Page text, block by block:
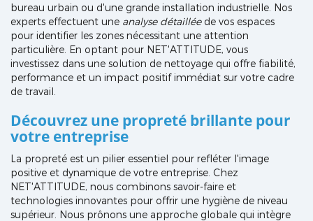
bureau urbain ou d'une grande installation industrielle. Nos
experts effectuent une analyse détailléede vos espaces
pour identifier les zones nécessitant une attention
particulière. En optant pour NET'ATTITUDE, vous
investissez dans une solution de nettoyage qui offre fiabilité,
performance et un impact positif immédiat sur votre cadre
de travail.
Découvrez une propreté brillante pour
votre entreprise
La propreté est un pilier essentiel pour refléter l'image
positive et dynamique de votre entreprise. Chez
NET'ATTITUDE, nous combinons savoir-faire et
technologies innovantes pour offrir une hygiène de niveau
supérieur. Nous prônons une approche globale qui intègre